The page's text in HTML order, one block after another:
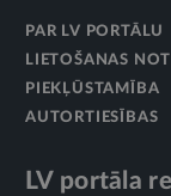
PAR LV PORTĀLU
LIETOŠANAS
PIEKĻŪSTAMĪBA
AUTORTIESĪBAS
LV portāla